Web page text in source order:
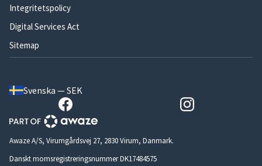
Integritetspolicy
Digital Services Act
Sitemap
Svenska — SEK
Awaze A/S, Virumgårdsvej 27, 2830 Virum, Danmark.
Danskt momsregistreringsnummer DK17484575